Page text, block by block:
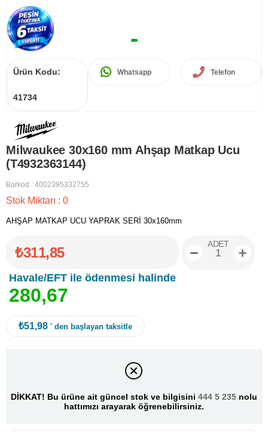
Ürün Kodu:
41734
Whatsapp Telefon
Milwaukee 30x160 mm Ahşap Matkap Ucu
(T4932363144)
Barkod : 4002395332755
Stok Miktarı : 0
AHŞAP MATKAP UCU YAPRAK SERİ 30x160mm
₺311,85
Havale/EFT ile ödenmesi halinde
280,67
ADET
₺51,98 ' den başlayan taksitle
DİKKAT! Bu ürüne ait güncel stok ve bilgisini 444 5 235 nolu
hattımızı arayarak öğrenebilirsiniz.